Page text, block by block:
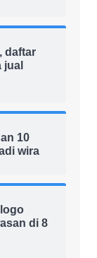
daftar
jual
10
wira
di 8